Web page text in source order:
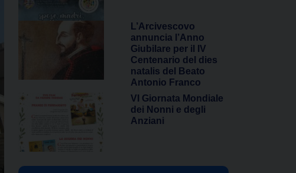
L’Arcivescovo
annuncia l’Anno
Giubilare per il IV
Centenario del dies
natalis del Beato
Antonio Franco
VI Giornata Mondiale
dei Nonni e degli
Anziani